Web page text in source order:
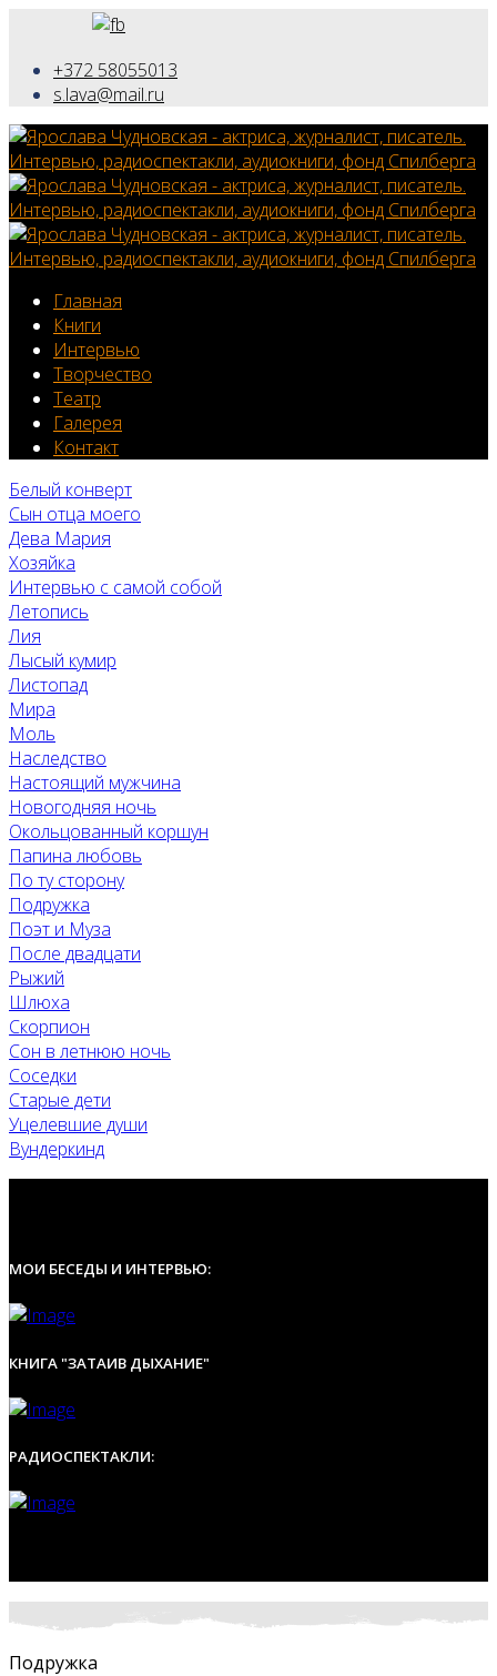
+372 58055013
s.lava@mail.ru
Главная
Книги
Интервью
Творчество
Театр
Галерея
Контакт
Белый конверт
Сын отца моего
Дева Мария
Хозяйка
Интервью с самой собой
Летопись
Лия
Лысый кумир
Листопад
Мира
Моль
Наследство
Настоящий мужчина
Новогодняя ночь
Окольцованный коршун
Папина любовь
По ту сторону
Подружка
Поэт и Муза
После двадцати
Рыжий
Шлюха
Скорпион
Сон в летнюю ночь
Соседки
Старые дети
Уцелевшие души
Вундеркинд
МОИ БЕСЕДЫ И ИНТЕРВЬЮ:
КНИГА "ЗАТАИВ ДЫХАНИЕ"
РАДИОСПЕКТАКЛИ:
Подружка